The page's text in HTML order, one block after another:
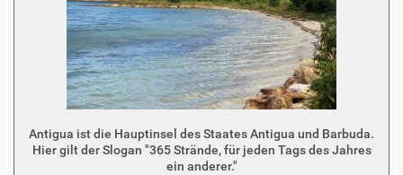
Antigua ist die Hauptinsel des Staates Antigua und Barbuda.
Hier gilt der Slogan "365 Strände, für jeden Tags des Jahres
ein anderer."